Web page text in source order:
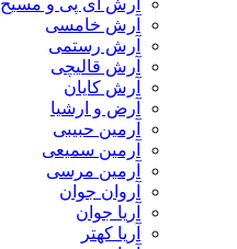
آرش ای پی و مسیح
آرش خامسی
آرش رستمی
آرش قالیچی
آرش کایان
​آرض و ارشیا
آرمین حبیبی
آرمین سمیعی
آرمین مرسی
آروان جوان
آریا جوان
آریا کهتر